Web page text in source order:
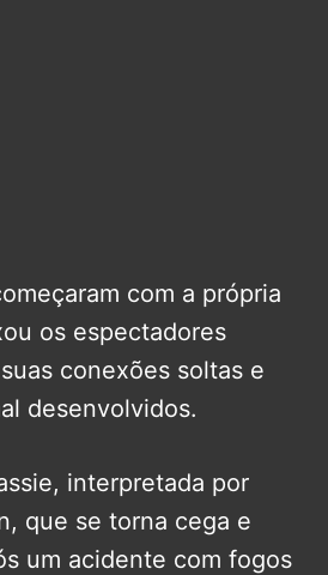
com a própria
os espectadores
conexões soltas e
desenvolvidos.
interpretada por
que se torna cega e
um acidente com fogos